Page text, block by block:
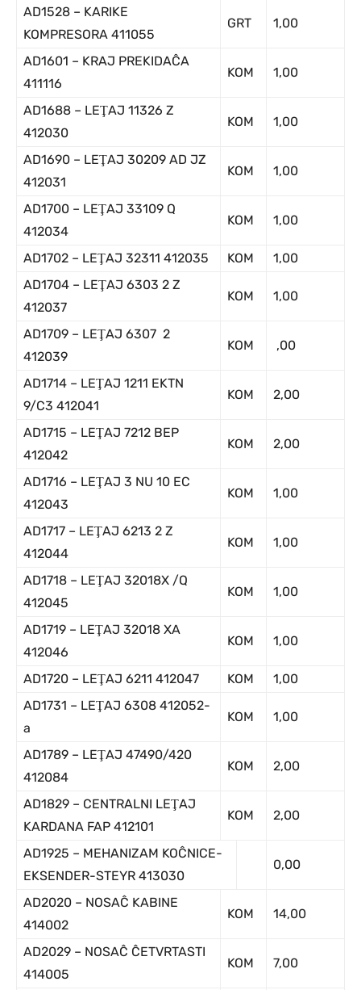
AD1528 – KARIKE
KOMPRESORA 411055
GRT 1,00
AD1601 – KRAJ PREKIDAĈA
411116
KOM 1,00
AD1688 – LEŢAJ 11326 Z
412030
KOM 1,00
AD1690 – LEŢAJ 30209 AD JZ
412031
KOM 1,00
AD1700 – LEŢAJ 33109 Q
412034
KOM 1,00
AD1702 – LEŢAJ 32311 412035 KOM
1,00
AD1704 – LEŢAJ 6303 2 Z
412037
KOM 1,00
AD1709 – LEŢAJ 6307 2
412039
KOM ,00
AD1714 – LEŢAJ 1211 EKTN
9/C3 412041
KOM 2,00
AD1715 – LEŢAJ 7212 BEP
412042
KOM 2,00
AD1716 – LEŢAJ 3 NU 10 EC
412043
KOM 1,00
AD1717 – LEŢAJ 6213 2 Z
412044
KOM 1,00
AD1718 – LEŢAJ 32018X /Q
412045
KOM 1,00
AD1719 – LEŢAJ 32018 XA
412046
KOM 1,00
AD1720 – LEŢAJ 6211 412047 KOM
1,00
AD1731 – LEŢAJ 6308 412052-
a
KOM 1,00
AD1789 – LEŢAJ 47490/420
412084
KOM 2,00
AD1829 – CENTRALNI LEŢAJ
KARDANA FAP 412101
KOM 2,00
AD1925 – MEHANIZAM KOĈNICE-
EKSENDER-STEYR 413030
0,00
AD2020 – NOSAĈ KABINE
414002
KOM 14,00
AD2029 – NOSAĈ ĈETVRTASTI
414005
KOM 7,00